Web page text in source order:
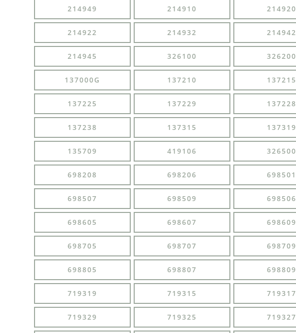
214949 214910 214920
214922 214932 214942
214945 326100 326200
137000G 137210 137215
137225 137229 137228
137238 137315 137319
135709 419106 326500
698208 698206 698501
698507 698509 698506
698605 698607 698609
698705 698707 698709
698805 698807 698809
719319 719315 719317
719329 719325 719327